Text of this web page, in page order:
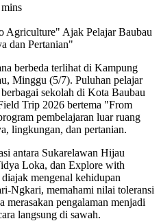
Agriculture" Ajak Pelajar Baubau
dan Pertanian"
berbeda terlihat di Kampung
Minggu (5/7). Puluhan pelajar
sekolah di Kota Baubau
Trip 2026 bertema "From
pembelajaran luar ruang
lingkungan, dan pertanian.
antara Sukarelawan Hijau
Loka, dan Explore with
mengenal kehidupan
Ngkari, memahami nilai toleransi
merasakan pengalaman menjadi
langsung di sawah.